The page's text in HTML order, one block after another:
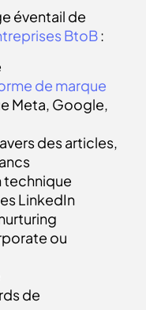
éventail de
BtoB:
de marque
Meta, Google,
des articles,
technique
LinkedIn
ou
de